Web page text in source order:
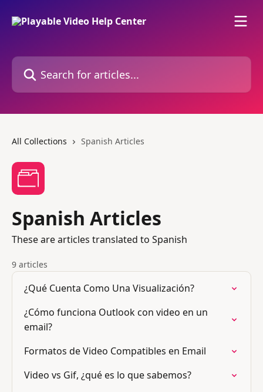
Search for articles...
All Collections Spanish Articles
Spanish Articles
These are articles translated to Spanish
9 articles
¿Qué Cuenta Como Una Visualización?
¿Cómo funciona Outlook con video en un
email?
Formatos de Video Compatibles en Email
Video vs Gif, ¿qué es lo que sabemos?